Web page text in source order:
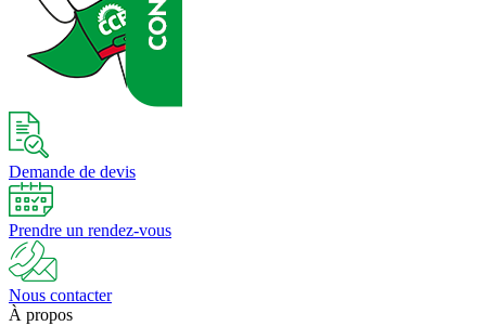
Demande de devis
Prendre un rendez-vous
Nous contacter
À propos